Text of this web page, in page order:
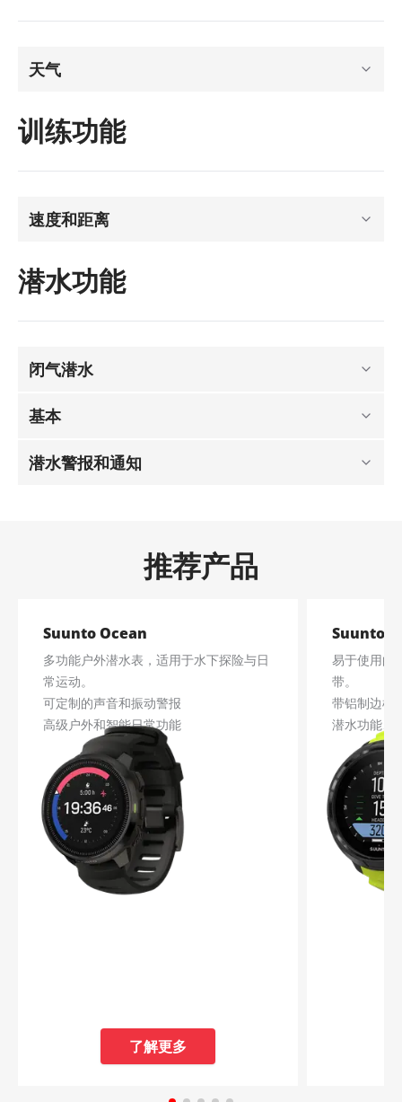
天气
训练功能
速度和距离
潜水功能
闭气潜水
基本
潜水警报和通知
推荐产品
Suunto Ocean
多功能户外潜水表，适用于水下探险与日
常运动。
可定制的声音和振动警报
高级户外和智能日常功能
多种潜水模式、多场景报警
无线罐压显示，可视化潜水记录
无线数据同步，广泛地图采集
使用 Suunto B¨¹hlmann 16 GF 算法确
定减压方案
了解更多
Suunto
易于使用的
带。
带铝制边框
潜水功能、
FUSED™
最大作业深
潜水模式下
5 种潜水
关闭)
可定制的
使用